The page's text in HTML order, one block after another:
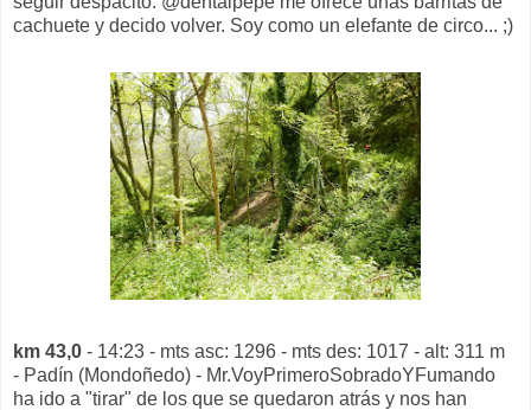
cachuete y decido volver. Soy como un elefante de circo... ;)
km 43,0 - 14:23 - mts asc: 1296 - mts des: 1017 - alt: 311 m
- Padín (Mondoñedo) - Mr.VoyPrimeroSobradoYFumando
ha ido a "tirar" de los que se quedaron atrás y nos han